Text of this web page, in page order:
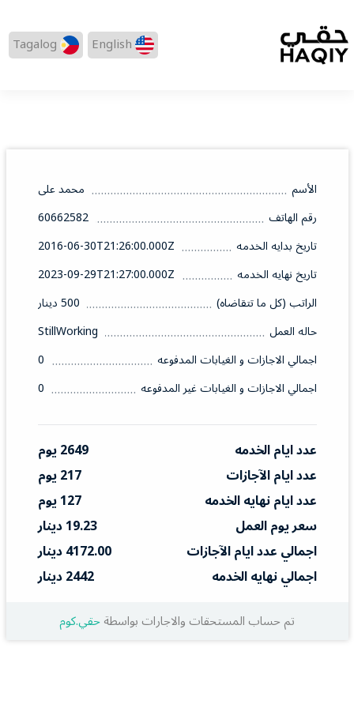
English
Tagalog
الأسم
محمد على
رقم الهاتف
60662582
تاريخ بدايه الخدمه
2016-06-30T21:26:00.000Z
تاريخ نهايه الخدمه
2023-09-29T21:27:00.000Z
الراتب (كل ما تتقاضاه)
500 دينار
حاله العمل
StillWorking
اجمالي الاجازات و الغيابات المدفوعه
0
اجمالي الاجازات و الغيابات غير المدفوعه
0
عدد ايام الخدمه
2649 يوم
عدد ايام الآجازات
217 يوم
عدد ايام نهايه الخدمه
127 يوم
سعر يوم العمل
19.23 دينار
اجمالي عدد ايام الآجازات
4172.00 دينار
اجمالي نهايه الخدمه
2442 دينار
تم حساب المستحقات والاجارات بواسطةحقي.كوم